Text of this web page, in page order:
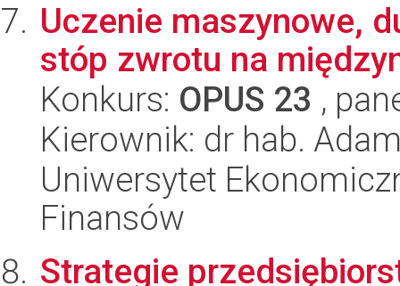
Uczenie maszynowe,
stóp zwrotu na
Konkurs: OPUS 23 ,
Kierownik: dr hab.
Uniwersytet
Finansów
Strategie